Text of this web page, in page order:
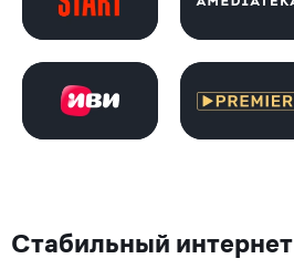
Стабильный интернет